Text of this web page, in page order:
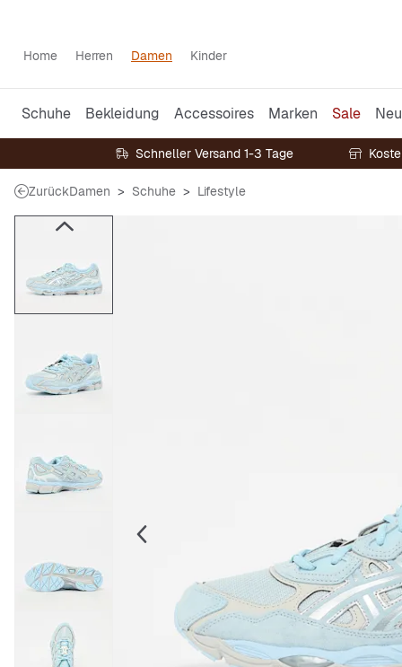
Home Herren Damen Kinder
Schuhe Bekleidung Accessoires Marken Sale Neu
Schneller Versand 1-3 Tage
ZurückDamen Schuhe Lifestyle